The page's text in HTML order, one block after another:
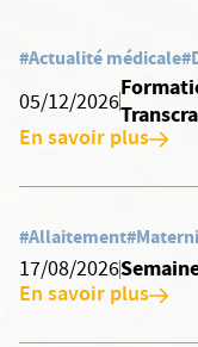
#Actualité médicale
05/12/2026
En savoir plus
#Allaitement
17/08/2026
En savoir plus